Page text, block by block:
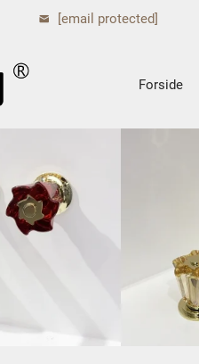
[email protected]
Forside